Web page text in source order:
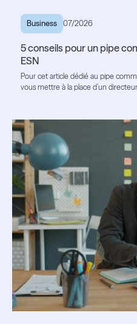
Business 07/2026
5 conseils pour un pipe
ESN
Pour cet article dédié au pipe
vous mettre à la place d’un directeur